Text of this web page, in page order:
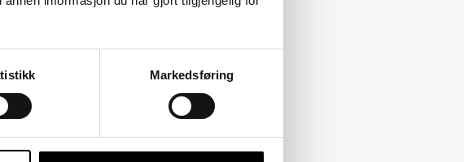
Markedsføring
forlenger levetiden og øker komforten.